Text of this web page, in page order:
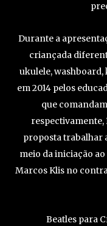
Durante a
criançada
ukulele, washboard,
em 2014 pelos
que
respectivamente,
proposta trabalhar
meio da iniciação
Marcos Klis no
Beatles para